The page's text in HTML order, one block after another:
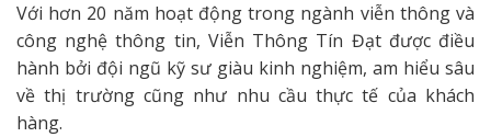
Với hơn 20 năm hoạt động trong ngành viễn thông và
công nghệ thông tin, Viễn Thông Tín Đạt được điều
hành bởi đội ngũ kỹ sư giàu kinh nghiệm, am hiểu sâu
về thị trường cũng như nhu cầu thực tế của khách
hàng.